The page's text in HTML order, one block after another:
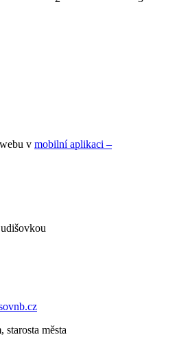
v mobilní aplikaci –
, starosta města